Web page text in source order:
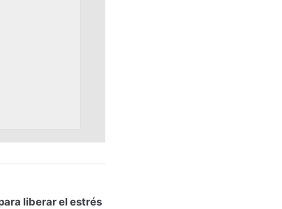
liberar el estrés